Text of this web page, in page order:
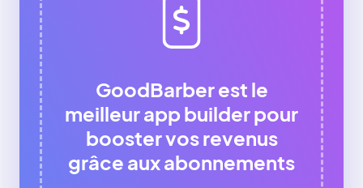
GoodBarber est le
meilleur app builder pour
booster vos revenus
grâce aux abonnements